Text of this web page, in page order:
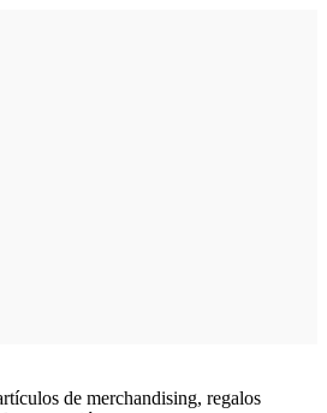
de merchandising, regalos